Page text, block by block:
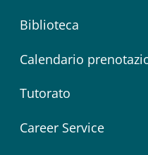
Biblioteca
Calendario
Tutorato
Career Service